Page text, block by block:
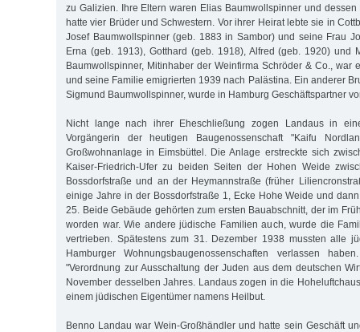
zu Galizien. Ihre Eltern waren Elias Baumwollspinner und
hatte vier Brüder und Schwestern. Vor ihrer Heirat lebte sie in
Josef Baumwollspinner (geb. 1883 in Sambor) und seine Frau
Erna (geb. 1913), Gotthard (geb. 1918), Alfred (geb. 1920) und
Baumwollspinner, Mitinhaber der Weinfirma Schröder & Co., war
und seine Familie emigrierten 1939 nach Palästina. Ein anderer
Sigmund Baumwollspinner, wurde in Hamburg Geschäftspartner
Nicht lange nach ihrer Eheschließung zogen Landaus in
Vorgängerin der heutigen Baugenossenschaft "Kaifu
Großwohnanlage in Eimsbüttel. Die Anlage erstreckte sich
Kaiser-Friedrich-Ufer zu beiden Seiten der Hohen Weide
Bossdorfstraße und an der Heymannstraße (früher
einige Jahre in der Bossdorfstraße 1, Ecke Hohe Weide und
25. Beide Gebäude gehörten zum ersten Bauabschnitt, der im
worden war. Wie andere jüdische Familien auch, wurde die
vertrieben. Spätestens zum 31. Dezember 1938 mussten alle
Hamburger Wohnungsbaugenossenschaften verlassen
"Verordnung zur Ausschaltung der Juden aus dem deutschen
November desselben Jahres. Landaus zogen in die
einem jüdischen Eigentümer namens Heilbut.
Benno Landau war Wein-Großhändler und hatte sein Geschäft